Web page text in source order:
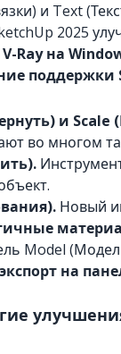
и Text
2025
Ray на
поддержки
и
во многом
Новый
Model
на